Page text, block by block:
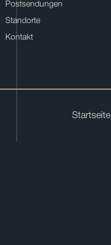
Postsendungen
Standorte
Kontakt
Startseite